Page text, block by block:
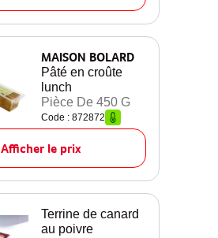
MAISON BOLARD
Pâté en croûte
lunch
Pièce De 450 G
Code : 872872
Afficher le prix
Terrine de canard
au poivre